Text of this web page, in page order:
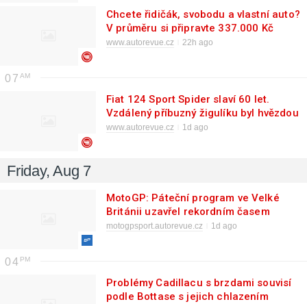
Chcete řidičák, svobodu a vlastní auto?
V průměru si připravte 337.000 Kč
www.autorevue.cz 22h ago
07
Fiat 124 Sport Spider slaví 60 let.
Vzdálený příbuzný žigulíku byl hvězdou
silnic i filmového plátna
www.autorevue.cz 1d ago
Friday, Aug 7
MotoGP: Páteční program ve Velké
Británii uzavřel rekordním časem
Bezzecchi
motogpsport.autorevue.cz 1d ago
04
Problémy Cadillacu s brzdami souvisí
podle Bottase s jejich chlazením